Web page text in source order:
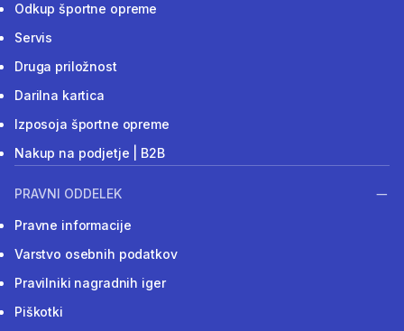
Odkup športne opreme
Servis
Druga priložnost
Darilna kartica
Izposoja športne opreme
Nakup na podjetje | B2B
PRAVNI ODDELEK
Pravne informacije
Varstvo osebnih podatkov
Pravilniki nagradnih iger
Piškotki